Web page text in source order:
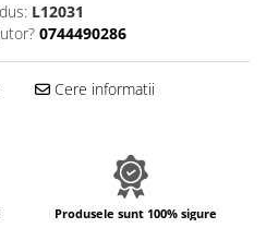
L12031
0744490286
Cere informatii
Produsele sunt 100% sigure